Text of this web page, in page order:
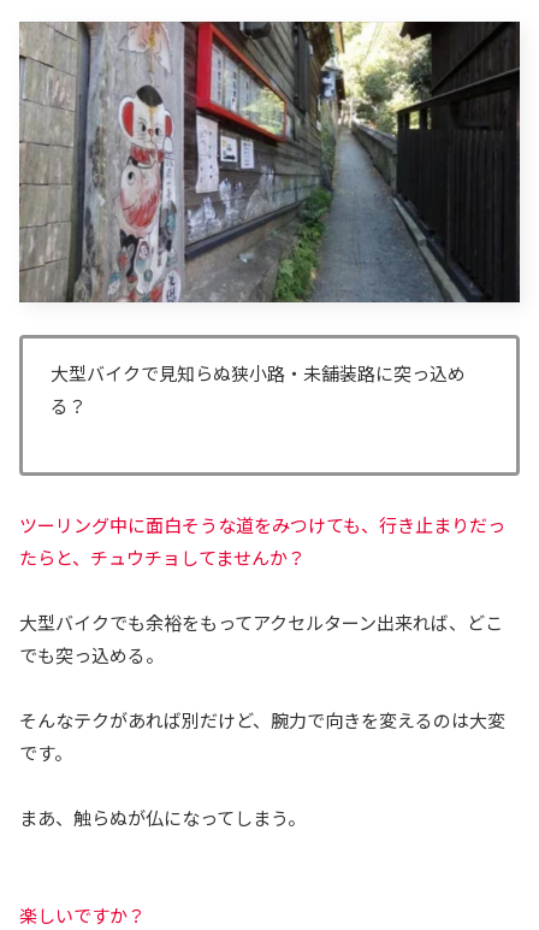
大型バイクで見知らぬ狭小路・未舗装路に突っ込め
る？
ツーリング中に面白そうな道をみつけても、行き止まりだっ
たらと、チュウチョしてませんか？
大型バイクでも余裕をもってアクセルターン出来れば、どこ
でも突っ込める。
そんなテクがあれば別だけど、腕力で向きを変えるのは大変
です。
まあ、触らぬが仏になってしまう。
楽しいですか？